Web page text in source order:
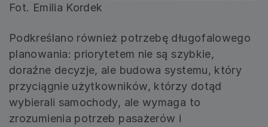
Fot. Emilia Kordek
Podkreślano również potrzebę długofalowego
planowania: priorytetem nie są szybkie,
doraźne decyzje, ale budowa systemu, który
przyciągnie użytkowników, którzy dotąd
wybierali samochody, ale wymaga to
zrozumienia potrzeb pasażerów i